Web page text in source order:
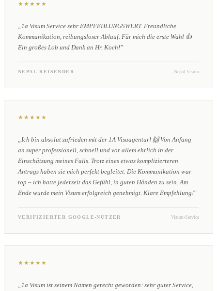
★★★★★
„1a Visum Service sehr EMPFEHLUNGSWERT. Freundliche
Kommunikation, reibungsloser Ablauf. Für mich die erste Wahl 👍
Ein großes Lob und Dank an Hr. Koch!"
NEPAL-REISENDER Nepal-Visum
★★★★★
„Ich bin absolut zufrieden mit der 1A Visaagentur! 🙌 Von Anfang
an super professionell, schnell und vor allem ehrlich in der
Einschätzung meines Falls. Trotz eines etwas komplizierteren
Antrags haben sie mich perfekt begleitet. Die Kommunikation war
top – ich hatte jederzeit das Gefühl, in guten Händen zu sein. Am
Ende wurde mein Visum erfolgreich genehmigt. Klare Empfehlung!"
VERIFIZIERTER GOOGLE-NUTZER Visum-Service
★★★★★
„1a Visum ist seinem Namen gerecht geworden: sehr guter Service,